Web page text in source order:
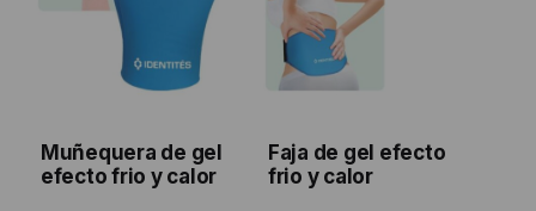
Muñequera de gel
efecto frio y calor
Faja de gel efecto
frio y calor